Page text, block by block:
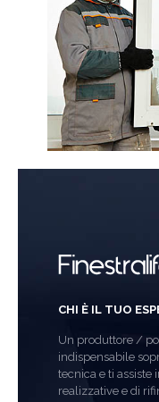
CHI È IL TUO
Un produttore /
indispensabile
tecnica e ti assiste
realizzative e di